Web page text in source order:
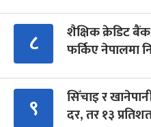
८
शैक्षिक क्रेडिट
फर्किए नेपालमा
९
सिँचाइ र
दर, तर १३